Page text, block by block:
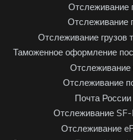
Отслеживание
Отслеживание
Отслеживание грузов
Таможенное оформление
Отслеживание
Почта
Отслеживание
Отслеживание